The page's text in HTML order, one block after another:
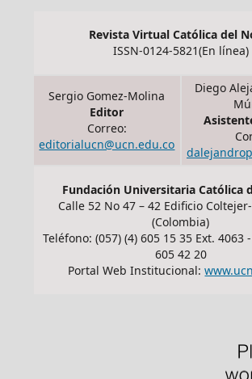
Revista Virtual Católica del
ISSN-0124-5821(En línea)
Sergio Gomez-Molina
Editor
Correo:
editorialucn@ucn.edu.co
Diego
Fundación Universitaria Católica
Calle 52 No 47 – 42 Edificio
(Colombia)
Teléfono: (057) (4) 605 15 35 Ext. 4063 -
605 42 20
Portal Web Institucional: